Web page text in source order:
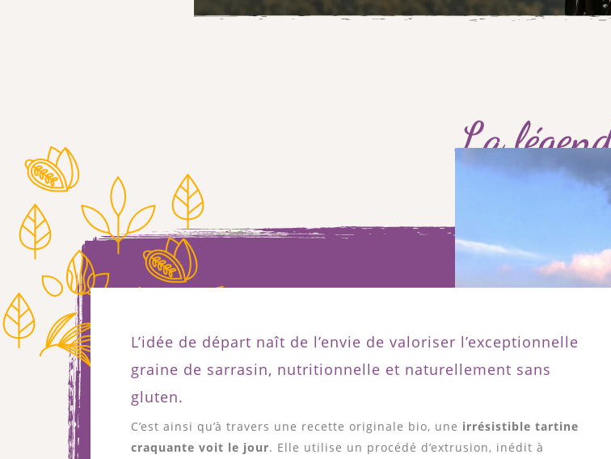
La
L’idée de départ naît de l’envie de valoriser l’exceptionnelle
graine de sarrasin, nutritionnelle et naturellement sans
gluten.
C’est ainsi qu’à travers une recette originale bio, une irrésistible tartine
craquante voit le jour. Elle utilise un procédé d’extrusion, inédit à